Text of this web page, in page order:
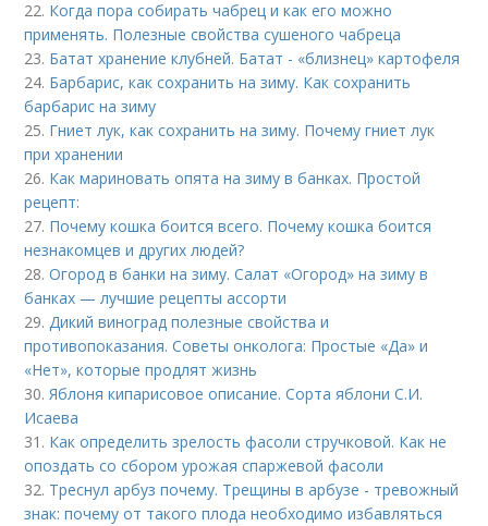
22. Когда пора собирать чабрец и как его можно
применять. Полезные свойства сушеного чабреца
23. Батат хранение клубней. Батат - «близнец» картофеля
24. Барбарис, как сохранить на зиму. Как сохранить
барбарис на зиму
25. Гниет лук, как сохранить на зиму. Почему гниет лук
при хранении
26. Как мариновать опята на зиму в банках. Простой
рецепт:
27. Почему кошка боится всего. Почему кошка боится
незнакомцев и других людей?
28.Огород в банки на зиму. Салат «Огород» на зиму в
банках — лучшие рецепты ассорти
29.Дикий виноград полезные свойства и
противопоказания. Советы онколога: Простые «Да» и
«Нет», которые продлят жизнь
30.Яблоня кипарисовое описание. Сорта яблони С.И.
Исаева
31. Как определить зрелость фасоли стручковой. Как не
опоздать со сбором урожая спаржевой фасоли
32. Треснул арбуз почему. Трещины в арбузе - тревожный
знак: почему от такого плода необходимо избавляться